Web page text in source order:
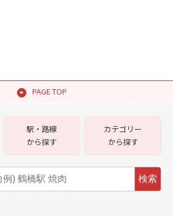
PAGE TOP
駅・路線
から探す
カテゴリー
から探す
検索